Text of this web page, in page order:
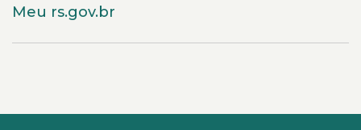
Meu rs.gov.br